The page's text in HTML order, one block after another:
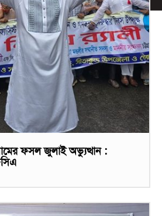
ফসল জুলাই অভ্যুত্থান :